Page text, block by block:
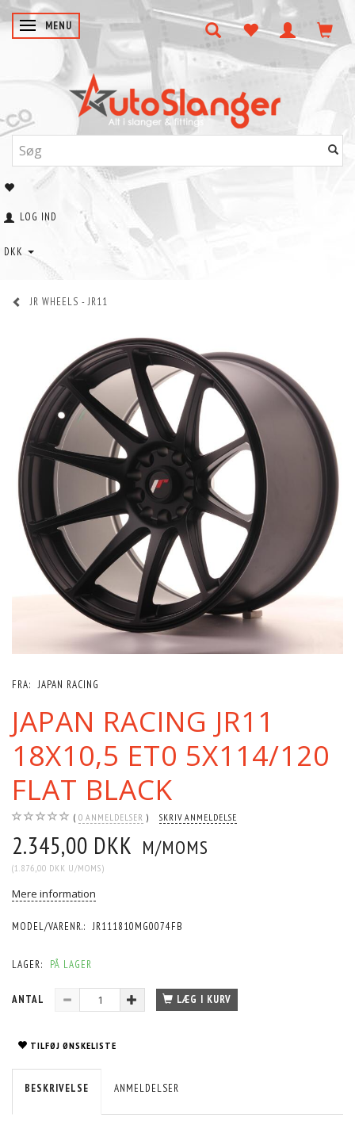
SKIFTE NAVIGATION
MENU
LOG IND
DKK
JR WHEELS - JR11
FRA: JAPAN RACING
JAPAN RACING JR11
18X10,5 ET0 5X114/120
FLAT BLACK
0 ANMELDELSER SKRIV ANMELDELSE
2.345,00 DKK M/MOMS
(1.876,00 DKK U/MOMS)
Mere information
MODEL/VARENR.: JR111810MG0074FB
LAGER: PÅ LAGER
ANTAL LÆG I KURV
TILFØJ ØNSKELISTE
BESKRIVELSE ANMELDELSER